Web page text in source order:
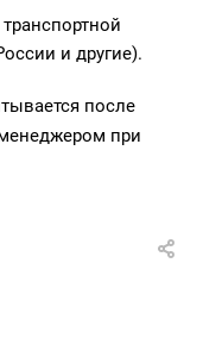
и другие).
после
при